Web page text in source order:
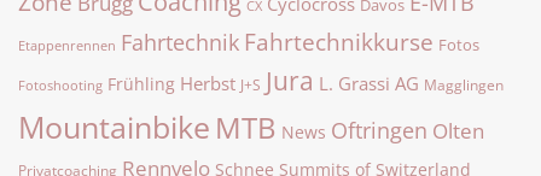
CX Davos
Etappenrennen Fahrtechnik Fahrtechnikkurse Fotos
Fotoshooting Frühling Herbst J+S Jura L. Grassi AG Magglingen
Mountainbike MTB News Oftringen Olten
Privatcoaching Rennvelo Schnee Summits of Switzerland